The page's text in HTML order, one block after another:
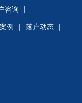
咨询 |
例 | 落户动态 |